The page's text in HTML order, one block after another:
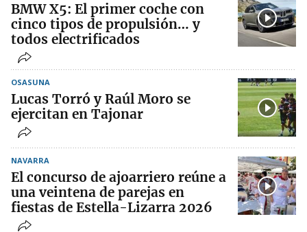
BMW X5: El primer coche con
cinco tipos de propulsión… y
todos electrificados
OSASUNA
Lucas Torró y Raúl Moro se
ejercitan en Tajonar
NAVARRA
El concurso de ajoarriero reúne a
una veintena de parejas en
fiestas de Estella-Lizarra 2026